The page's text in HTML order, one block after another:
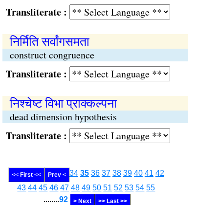
:
निर्मिति सर्वांगसमता
construct congruence
:
निश्चेष्ट विभा प्राक्कल्पना
dead dimension hypothesis
:
<< First << Prev < 34 35 36 37 38 39 40 41 42
43 44 45 46 47 48 49 50 51 52 53 54 55
........92 > Next >> Last >>